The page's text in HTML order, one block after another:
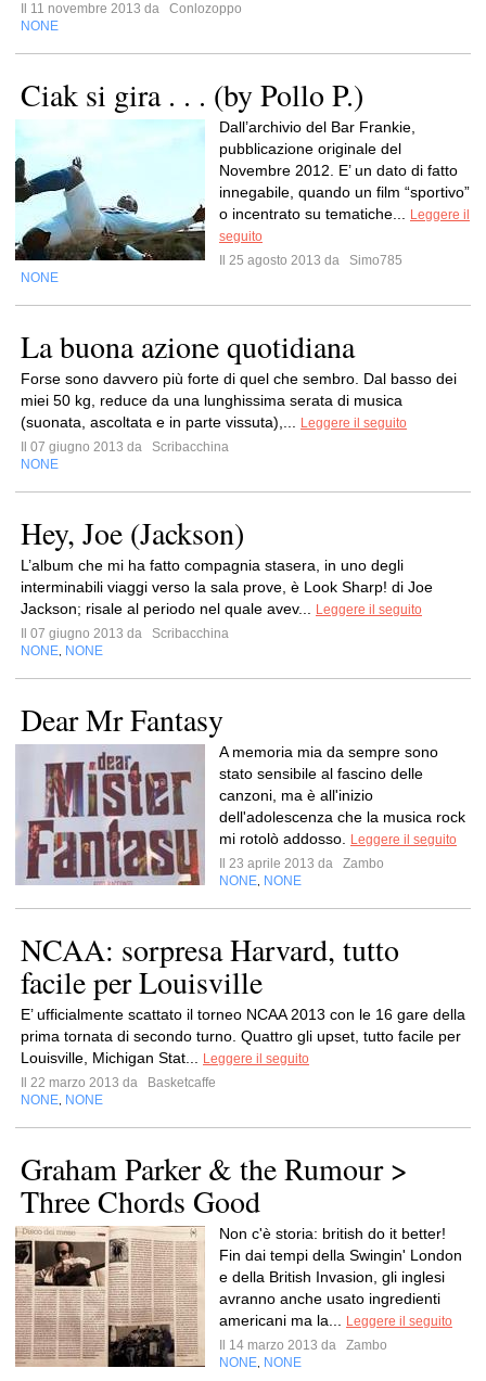
Il 11 novembre 2013 da
Conlozoppo
NONE
Ciak si gira . . . (by Pollo P.)
Dall’archivio del Bar Frankie,
pubblicazione originale del
Novembre 2012. E’ un dato di fatto
innegabile, quando un film “sportivo”
o incentrato su tematiche...
Leggere il
seguito
Il 25 agosto 2013 da
Simo785
NONE
La buona azione quotidiana
Forse sono davvero più forte di quel che sembro. Dal basso dei
miei 50 kg, reduce da una lunghissima serata di musica
(suonata, ascoltata e in parte vissuta),...
Leggere il seguito
Il 07 giugno 2013 da
Scribacchina
NONE
Hey, Joe (Jackson)
L’album che mi ha fatto compagnia stasera, in uno degli
interminabili viaggi verso la sala prove, è Look Sharp! di Joe
Jackson; risale al periodo nel quale avev...
Leggere il seguito
Il 07 giugno 2013 da
Scribacchina
NONE NONE
Dear Mr Fantasy
A memoria mia da sempre sono
stato sensibile al fascino delle
canzoni, ma è all'inizio
dell'adolescenza che la musica rock
mi rotolò addosso.
Leggere il seguito
Il 23 aprile 2013 da
Zambo
NONE NONE
NCAA: sorpresa Harvard, tutto
facile per Louisville
E’ ufficialmente scattato il torneo NCAA 2013 con le 16 gare della
prima tornata di secondo turno. Quattro gli upset, tutto facile per
Louisville, Michigan Stat...
Leggere il seguito
Il 22 marzo 2013 da
Basketcaffe
NONE NONE
Graham Parker & the Rumour >
Three Chords Good
Non c'è storia: british do it better!
Fin dai tempi della Swingin' London
e della British Invasion, gli inglesi
avranno anche usato ingredienti
americani ma la...
Leggere il seguito
Il 14 marzo 2013 da
Zambo
NONE NONE